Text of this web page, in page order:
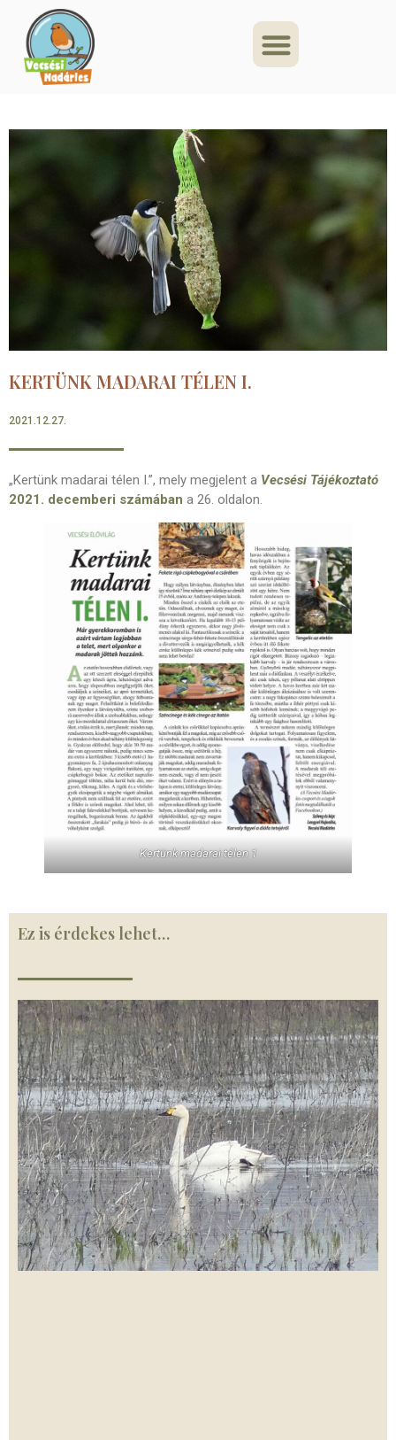
KERTÜNK MADARAI TÉLEN I.
2021.12.27.
„Kertünk madarai télen I.”, mely megjelent a Vecsési Tájékoztató
2021. decemberi számában a 26. oldalon.
Kertünk madarai télen 1
Ez is érdekes lehet…